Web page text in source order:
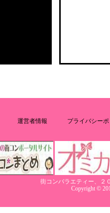
運営者情報 プライバシー
街コンバラエティー、２
Copyright ©